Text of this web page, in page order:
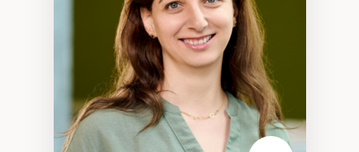
Réfugiés
Demandeurs d’asile
Migrations irrégulières
Migrations temporaires
Migration et changement climatique
Migration et développement